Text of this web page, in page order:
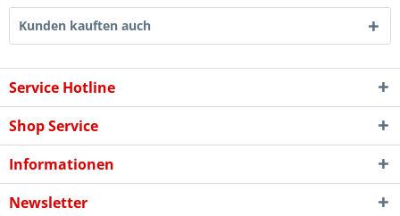
Kunden kauften auch
Service Hotline
Shop Service
Informationen
Newsletter